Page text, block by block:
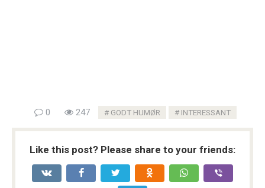
0 247 GODT HUMØR INTERESSANT
Like this post? Please share to your friends: